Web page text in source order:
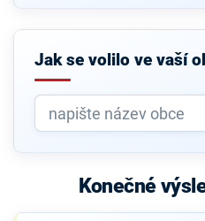
Jak se volilo ve vaší
Konečné